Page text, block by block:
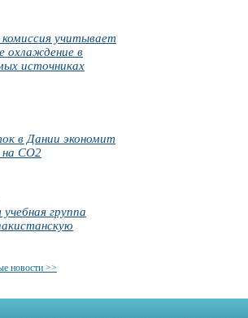
комиссия учитывает
охлаждение в
источниках
в Дании экономит
на CO2
группа
новости >>